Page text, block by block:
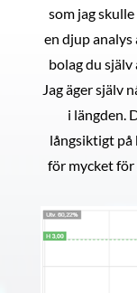
som jag
en djup
bolag du
Jag äger själv
i längden.
långsiktigt på
för mycket för